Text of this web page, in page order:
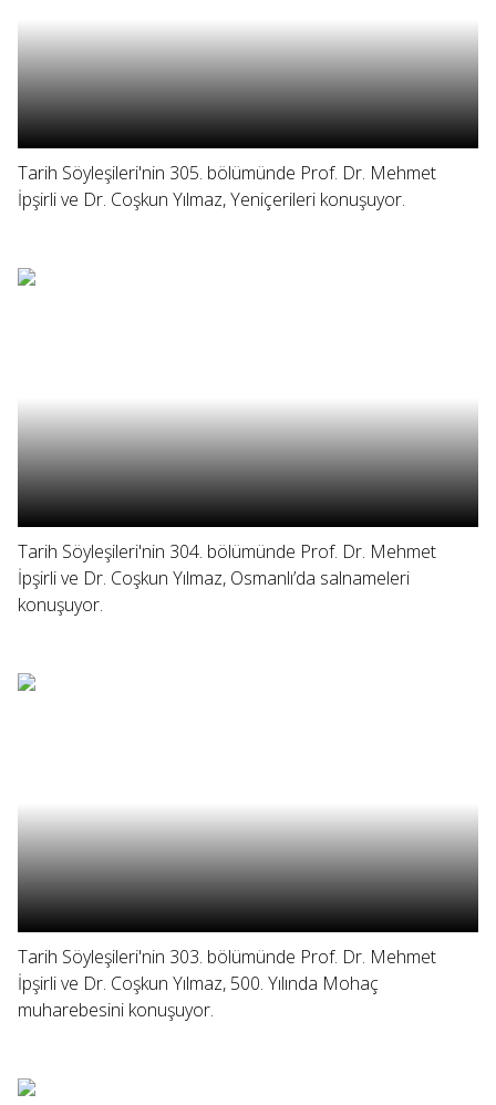
Tarih Söyleşileri'nin 305. bölümünde Prof. Dr. Mehmet
İpşirli ve Dr. Coşkun Yılmaz, Yeniçerileri konuşuyor.
Tarih Söyleşileri'nin 304. bölümünde Prof. Dr. Mehmet
İpşirli ve Dr. Coşkun Yılmaz, Osmanlı’da salnameleri
konuşuyor.
Tarih Söyleşileri'nin 303. bölümünde Prof. Dr. Mehmet
İpşirli ve Dr. Coşkun Yılmaz, 500. Yılında Mohaç
muharebesini konuşuyor.